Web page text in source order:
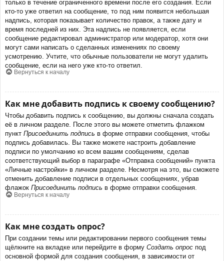
только в течение ограниченного времени после его создания. Если
кто-то уже ответил на сообщение, то под ним появится небольшая
надпись, которая показывает количество правок, а также дату и
время последней из них. Эта надпись не появляется, если
сообщение редактировал администратор или модератор, хотя они
могут сами написать о сделанных изменениях по своему
усмотрению. Учтите, что обычные пользователи не могут удалить
сообщение, если на него уже кто-то ответил.
Вернуться к началу
Как мне добавить подпись к своему сообщению?
Чтобы добавить подпись к сообщению, вы должны сначала создать
её в личном разделе. После этого вы можете отметить флажком
пункт Присоединить подпись в форме отправки сообщения, чтобы
подпись добавилась. Вы также можете настроить добавление
подписи по умолчанию ко всем вашим сообщениям, сделав
соответствующий выбор в параграфе «Отправка сообщений» пункта
«Личные настройки» в личном разделе. Несмотря на это, вы сможете
отменить добавление подписи в отдельных сообщениях, убрав
флажок Присоединить подпись в форме отправки сообщения.
Вернуться к началу
Как мне создать опрос?
При создании темы или редактировании первого сообщения темы
щёлкните на вкладке или перейдите в форму Создать опрос под
основной формой для создания сообщения, в зависимости от